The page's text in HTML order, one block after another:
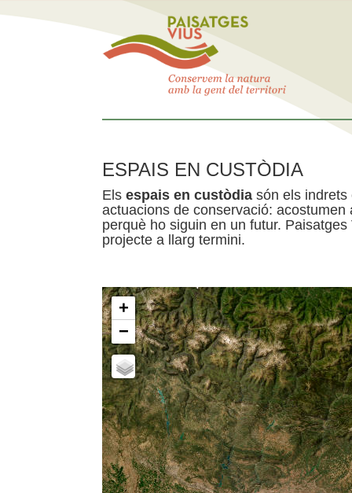
ESPAIS EN CUSTÒDIA
Els espais en custòdia són els indrets
actuacions de conservació:
perquè ho siguin en un futur.
projecte a llarg termini.
+
−